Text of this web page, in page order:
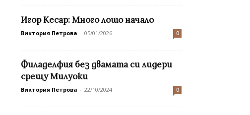
Игор Кесар: Много лошо начало
Виктория Петрова - 05/01/2026 0
Филаделфия без двамата си лидери
срещу Милуоки
Виктория Петрова - 22/10/2024 0